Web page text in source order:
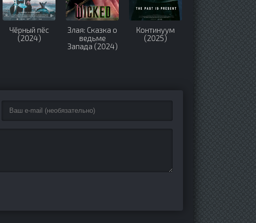
Чёрный пёс
(2024)
Злая: Сказка о
ведьме
Запада (2024)
Континуум
(2025)
Чёрный
бриллиант
(2024)